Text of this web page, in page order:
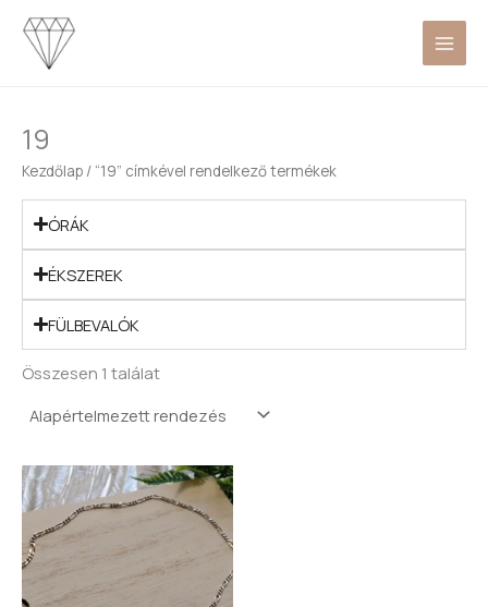
Skip
content
19
Kezdőlap / “19” címkével rendelkező termékek
ÓRÁK
ÉKSZEREK
FÜLBEVALÓK
Összesen 1 találat